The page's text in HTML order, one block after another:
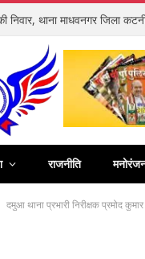
निवार, थाना माधवनगर जिला
राजनीति
दमुआ थाना प्रभारी निरीक्षक प्रमोद